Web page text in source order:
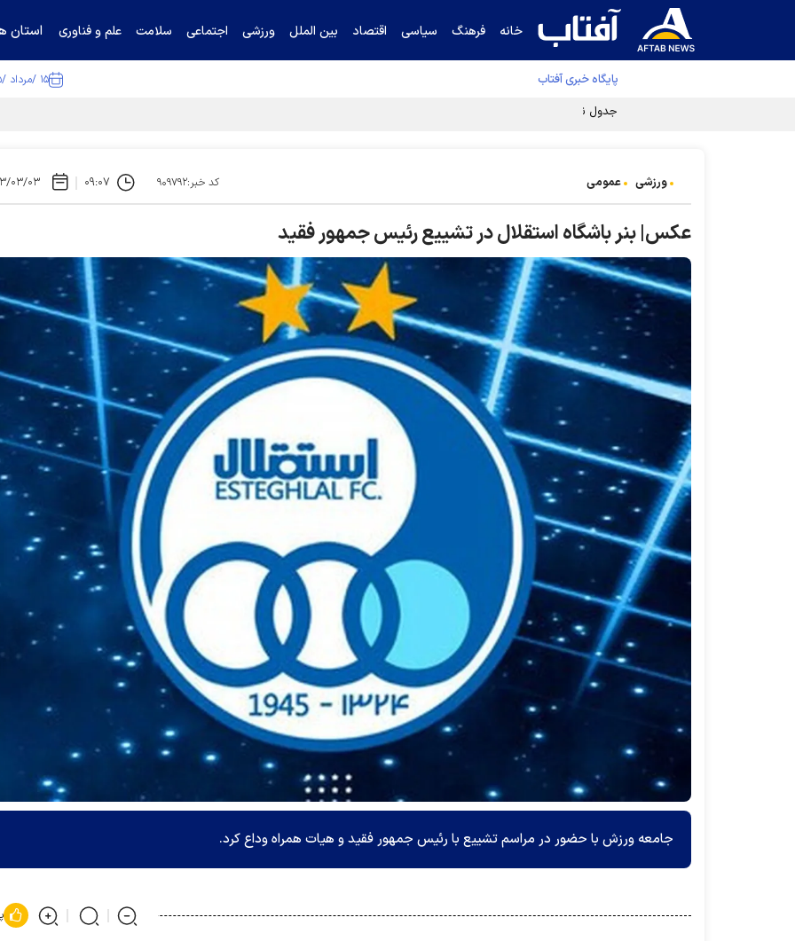
خانه فرهنگ سیاسی اقتصاد بین الملل ورزشی اجتماعی سلامت علم و فناوری استان
پایگاه خبری آفتاب ۱۵ /مرداد /۱۴۰۵
جدول نهایی لیگ برتر فوتبال پس از رای کمیته استیناف / گل‌گهر با تراکتور و سپاهان هم امتیاز شد
ورزشی عمومی کد خبر:۹۰۹۷۹۲ ۰۹:۰۷ ۱۴۰۳/
عکس| بنر باشگاه استقلال در تشییع رئیس جمهور فقید
جامعه ورزش با حضور در مراسم تشییع با رئیس جمهور فقید و هیات همراه وداع کرد.